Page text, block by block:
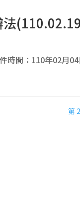
間：110年02月04
第